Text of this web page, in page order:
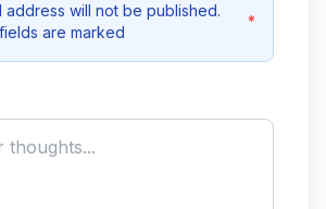
address will not be published.
are marked
*